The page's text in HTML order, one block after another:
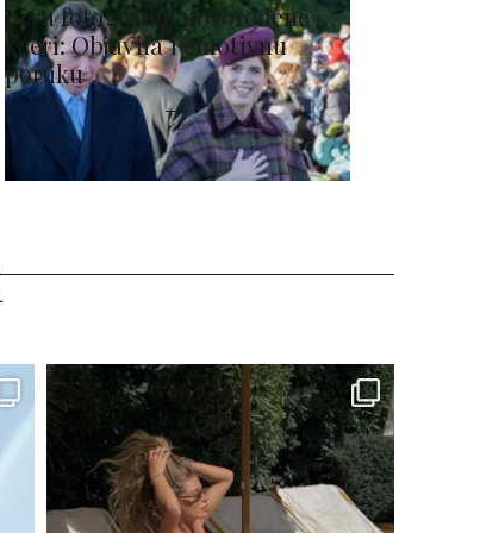
prvu fotografiju novorođene
kćeri: Objavila i emotivnu
poruku